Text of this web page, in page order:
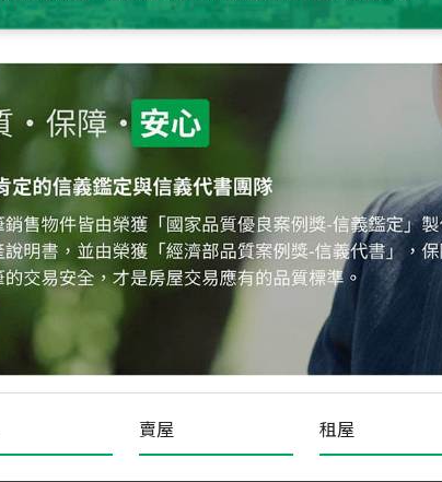
約550萬元，且貸款金額也多
賣屋 租屋